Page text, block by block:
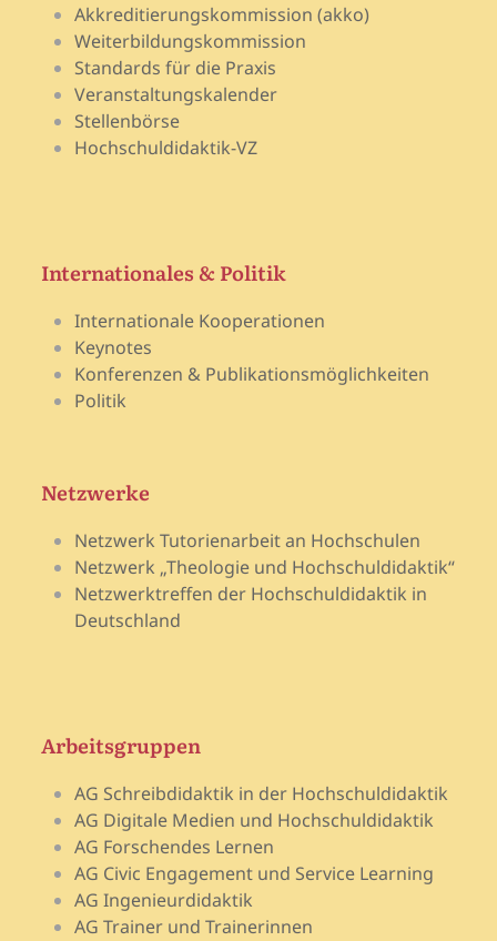
Akkreditierungskommission (akko)
Weiterbildungskommission
Standards für die Praxis
Veranstaltungskalender
Stellenbörse
Hochschuldidaktik-VZ
Internationales & Politik
Internationale Kooperationen
Keynotes
Konferenzen & Publikationsmöglichkeiten
Politik
Netzwerke
Netzwerk Tutorienarbeit an Hochschulen
Netzwerk „Theologie und Hochschuldidaktik“
Netzwerktreffen der Hochschuldidaktik in
Deutschland
Arbeitsgruppen
AG Schreibdidaktik in der Hochschuldidaktik
AG Digitale Medien und Hochschuldidaktik
AG Forschendes Lernen
AG Civic Engagement und Service Learning
AG Ingenieurdidaktik
AG Trainer und Trainerinnen